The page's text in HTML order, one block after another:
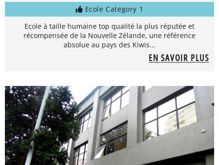
Ecole Category 1
Ecole à taille humaine top qualité la plus réputée et
récompensée de la Nouvelle Zélande, une référence
absolue au pays des Kiwis...
EN SAVOIR PLUS